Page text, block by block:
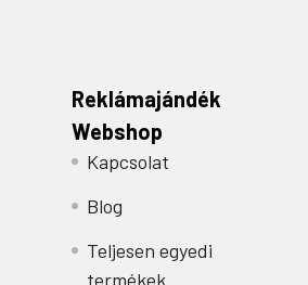
Reklámajándék
Webshop
Kapcsolat
Blog
Teljesen egyedi
termékek